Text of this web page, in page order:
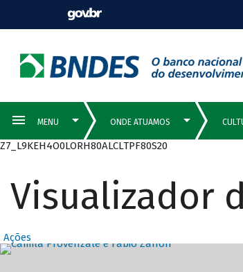
Z7_L9KEH4O0LORH80ALCLTPF80S20
Visualizador
Ações